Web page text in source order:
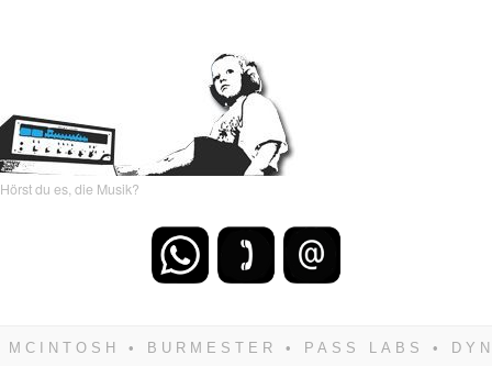
Hörst du es, die Musik?
zwangsläufig siegen! Und noch was: Hifi